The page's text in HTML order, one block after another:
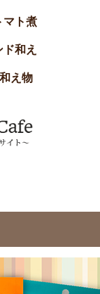
マト煮
和え
え物